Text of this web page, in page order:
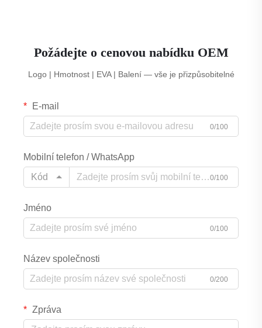
Požádejte o cenovou nabídku OEM
Logo | Hmotnost | EVA | Balení — vše je přizpůsobitelné
E-mail
0/100
Mobilní telefon / WhatsApp
Kód
0/100
Jméno
0/100
Název společnosti
0/200
Zpráva